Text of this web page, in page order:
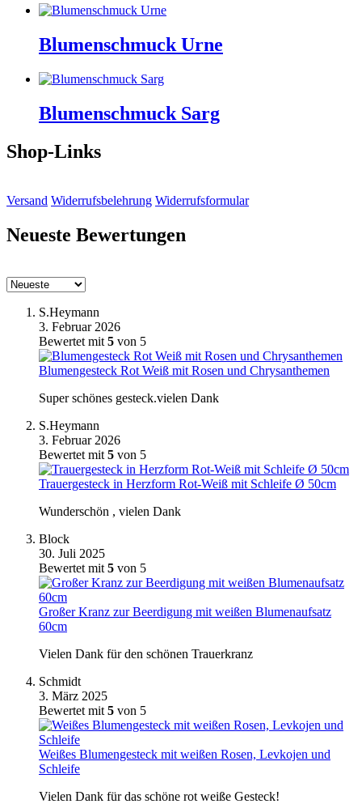
Blumenschmuck Urne
Blumenschmuck Sarg
Shop-Links
Versand Widerrufsbelehrung Widerrufsformular
Neueste Bewertungen
S.Heymann
3. Februar 2026
Bewertet mit 5 von 5
Blumengesteck Rot Weiß mit Rosen und Chrysanthemen
Super schönes gesteck.vielen Dank
S.Heymann
3. Februar 2026
Bewertet mit 5 von 5
Trauergesteck in Herzform Rot-Weiß mit Schleife Ø 50cm
Wunderschön , vielen Dank
Block
30. Juli 2025
Bewertet mit 5 von 5
Großer Kranz zur Beerdigung mit weißen Blumenaufsatz
60cm
Vielen Dank für den schönen Trauerkranz
Schmidt
3. März 2025
Bewertet mit 5 von 5
Weißes Blumengesteck mit weißen Rosen, Levkojen und
Schleife
Vielen Dank für das schöne rot weiße Gesteck!